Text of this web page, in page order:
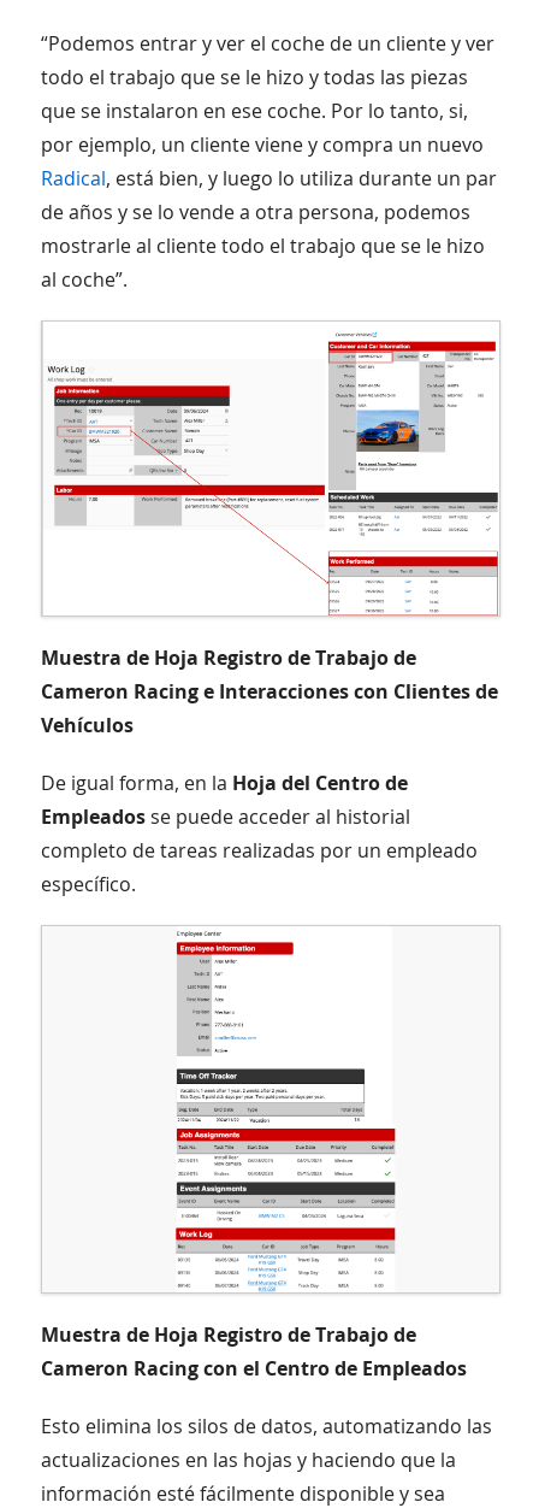
“Podemos entrar y ver el coche de un cliente y ver
todo el trabajo que se le hizo y todas las piezas
que se instalaron en ese coche. Por lo tanto, si,
por ejemplo, un cliente viene y compra un nuevo
Radical, está bien, y luego lo utiliza durante un par
de años y se lo vende a otra persona, podemos
mostrarle al cliente todo el trabajo que se le hizo
al coche”.
Muestra de Hoja Registro de Trabajo de
Cameron Racing e Interacciones con Clientes de
Vehículos
De igual forma, en la Hoja del Centro de
Empleadosse puede acceder al historial
completo de tareas realizadas por un empleado
específico.
Muestra de Hoja Registro de Trabajo de
Cameron Racing con el Centro de Empleados
Esto elimina los silos de datos, automatizando las
actualizaciones en las hojas y haciendo que la
información esté fácilmente disponible y sea